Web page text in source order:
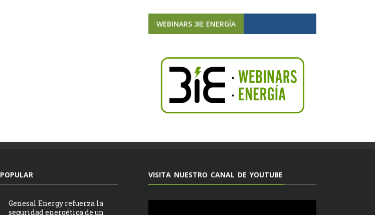
WEBINARS 3IE ENERGÍA
POPULAR
Genesal Energy refuerza la
seguridad energética de un
VISITA NUESTRO CANAL DE YOUTUBE